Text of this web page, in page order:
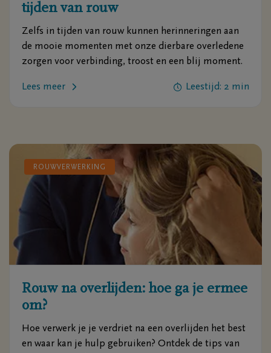
tijden van rouw
Zelfs in tijden van rouw kunnen herinneringen aan
de mooie momenten met onze dierbare overledene
zorgen voor verbinding, troost en een blij moment.
Lees meer Leestijd: 2 min
ROUWVERWERKING
Rouw na overlijden: hoe ga je ermee
om?
Hoe verwerk je je verdriet na een overlijden het best
en waar kan je hulp gebruiken? Ontdek de tips van